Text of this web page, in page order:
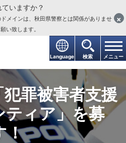
Language 検索 メニュー
いますか？
メインは、秋田県警察とは関係がありませ
い致します。
×
罪被害者支援
ティア」を募
！